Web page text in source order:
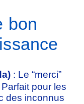
bon
: Le “merci”
pour les
des inconnus